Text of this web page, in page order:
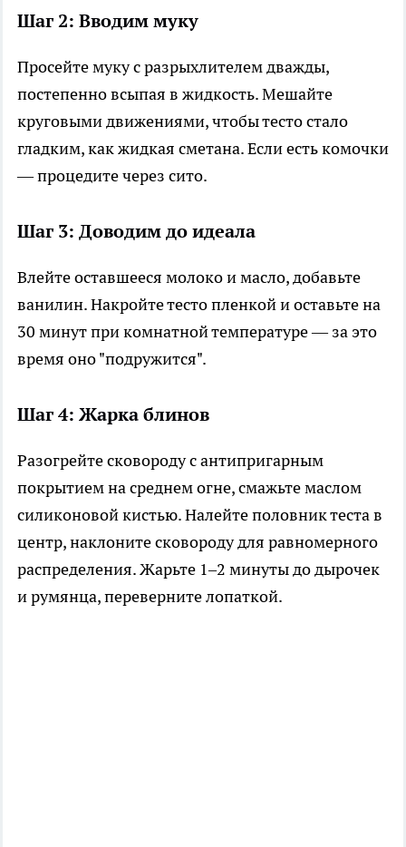
Шаг 2: Вводим муку
Просейте муку с разрыхлителем дважды,
постепенно всыпая в жидкость. Мешайте
круговыми движениями, чтобы тесто стало
гладким, как жидкая сметана. Если есть комочки
— процедите через сито.
Шаг 3: Доводим до идеала
Влейте оставшееся молоко и масло, добавьте
ванилин. Накройте тесто пленкой и оставьте на
30 минут при комнатной температуре — за это
время оно "подружится".
Шаг 4: Жарка блинов
Разогрейте сковороду с антипригарным
покрытием на среднем огне, смажьте маслом
силиконовой кистью. Налейте половник теста в
центр, наклоните сковороду для равномерного
распределения. Жарьте 1–2 минуты до дырочек
и румянца, переверните лопаткой.